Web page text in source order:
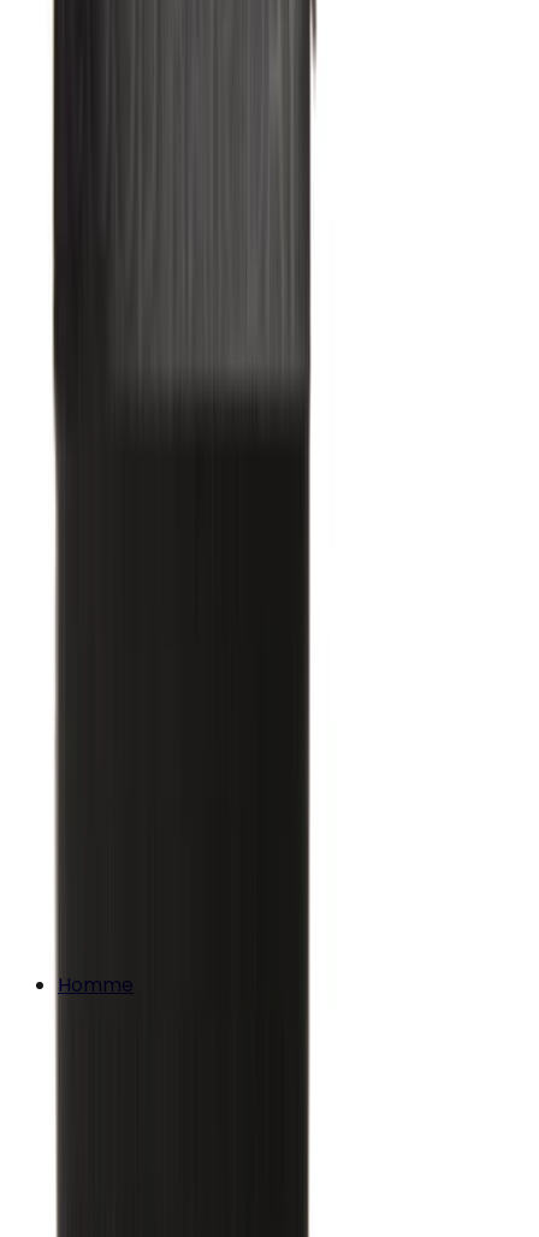
Homme